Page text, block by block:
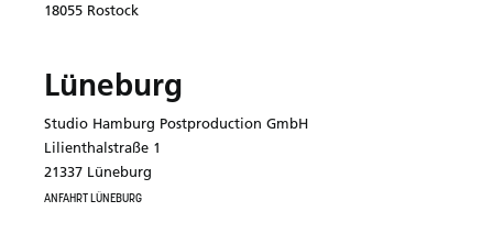
18055 Rostock
Lüneburg
Studio Hamburg Postproduction GmbH
Lilienthalstraße 1
21337 Lüneburg
ANFAHRT LÜNEBURG